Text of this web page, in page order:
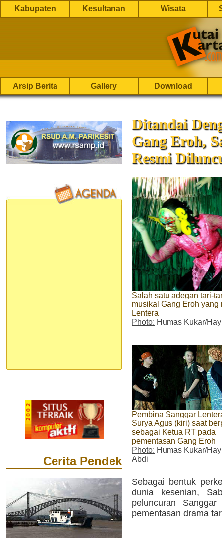
Kabupaten Kesultanan Wisata
Arsip Berita Gallery Download
Cerita Pendek
Ditandai
Gang Eroh,
Resmi
Salah satu adegan tari-
musikal Gang Eroh
Lentera
Photo: Humas Kukar/
Pembina Sanggar
Surya Agus (kiri) saat
sebagai Ketua RT pada
pementasan Gang Eroh
Photo: Humas Kukar/
Abdi
Sebagai bentuk
dunia kesenian,
peluncuran
pementasan drama